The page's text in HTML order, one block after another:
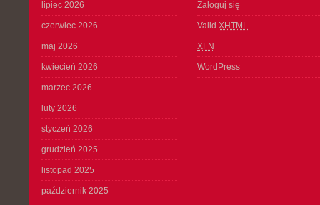
lipiec 2026
czerwiec 2026
maj 2026
kwiecień 2026
marzec 2026
luty 2026
styczeń 2026
grudzień 2025
listopad 2025
październik 2025
Zaloguj się
Valid XHTML
XFN
WordPress